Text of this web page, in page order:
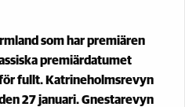
som har premiären
premiärdatumet
fullt. Katrineholmsrevyn
27 januari. Gnestarevyn